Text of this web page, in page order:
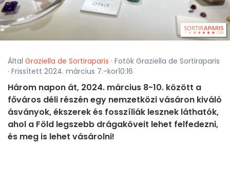
Által Graziella de Sortiraparis · Fotók Graziella de Sortiraparis
· Frissített 2024. március 7.-kor10:16
Három napon át, 2024. március 8-10. között a
főváros déli részén egy nemzetközi vásáron kiváló
ásványok, ékszerek és fosszíliák lesznek láthatók,
ahol a Föld legszebb drágaköveit lehet felfedezni,
és meg is lehet vásárolni!